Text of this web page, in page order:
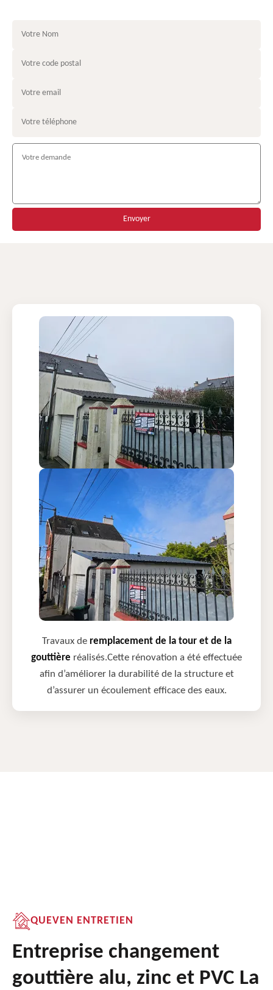
Travaux de remplacement de la tour et de la
gouttière réalisés.Cette rénovation a été effectuée
afin d’améliorer la durabilité de la structure et
d’assurer un écoulement efficace des eaux.
QUEVEN ENTRETIEN
Entreprise changement
gouttière alu, zinc et PVC La